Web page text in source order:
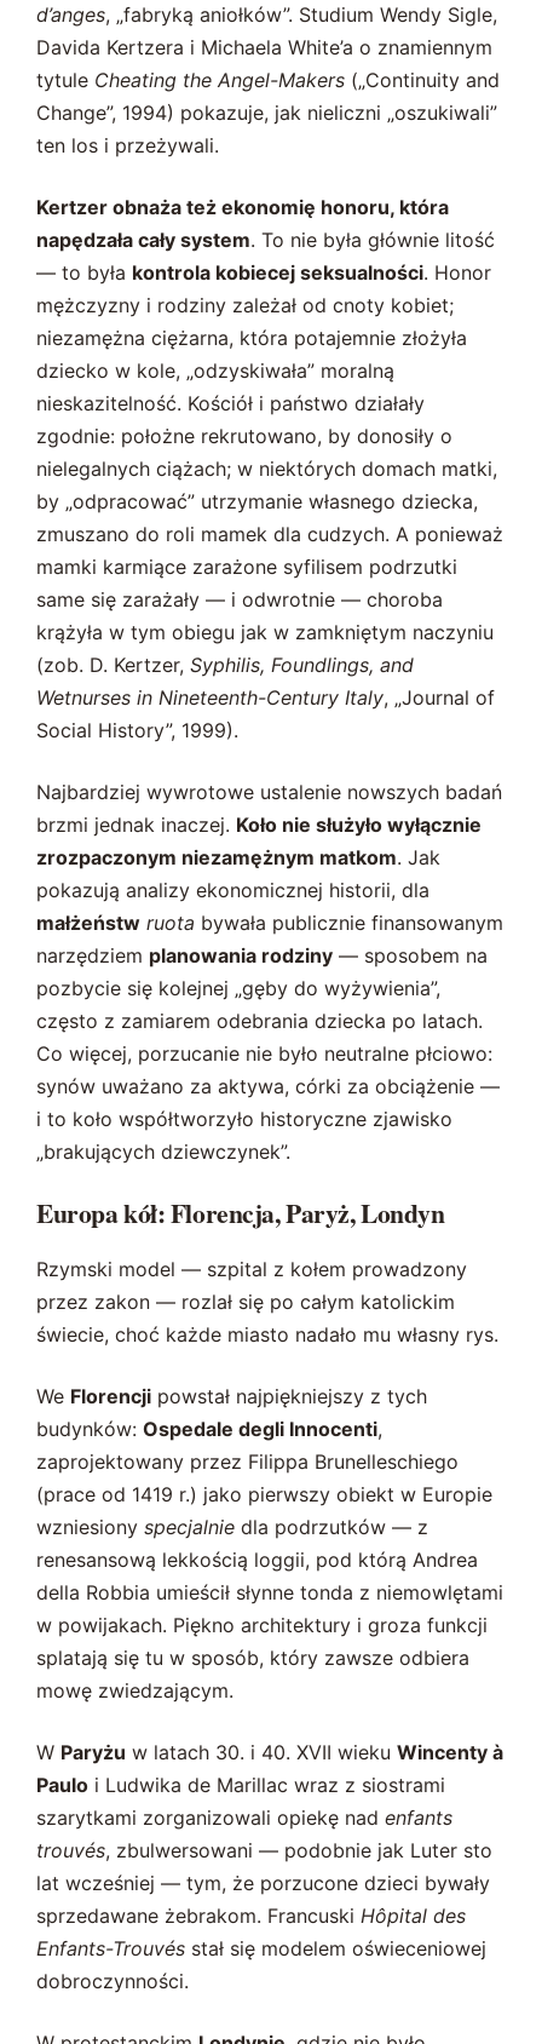
d’anges, „fabryką aniołków”. Studium Wendy Sigle,
Davida Kertzera i Michaela White’a o znamiennym
tytule Cheating the Angel-Makers („Continuity and
Change”, 1994) pokazuje, jak nieliczni „oszukiwali”
ten los i przeżywali.
Kertzer obnaża też ekonomię honoru, która
napędzała cały system. To nie była głównie litość
— to była kontrola kobiecej seksualności. Honor
mężczyzny i rodziny zależał od cnoty kobiet;
niezamężna ciężarna, która potajemnie złożyła
dziecko w kole, „odzyskiwała” moralną
nieskazitelność. Kościół i państwo działały
zgodnie: położne rekrutowano, by donosiły o
nielegalnych ciążach; w niektórych domach matki,
by „odpracować” utrzymanie własnego dziecka,
zmuszano do roli mamek dla cudzych. A ponieważ
mamki karmiące zarażone syfilisem podrzutki
same się zarażały — i odwrotnie — choroba
krążyła w tym obiegu jak w zamkniętym naczyniu
(zob. D. Kertzer, Syphilis, Foundlings, and
Wetnurses in Nineteenth-Century Italy, „Journal of
Social History”, 1999).
Najbardziej wywrotowe ustalenie nowszych badań
brzmi jednak inaczej. Koło nie służyło wyłącznie
zrozpaczonym niezamężnym matkom. Jak
pokazują analizy ekonomicznej historii, dla
małżeństw ruota bywała publicznie finansowanym
narzędziem planowania rodziny — sposobem na
pozbycie się kolejnej „gęby do wyżywienia”,
często z zamiarem odebrania dziecka po latach.
Co więcej, porzucanie nie było neutralne płciowo:
synów uważano za aktywa, córki za obciążenie —
i to koło współtworzyło historyczne zjawisko
„brakujących dziewczynek”.
Europa kół: Florencja, Paryż, Londyn
Rzymski model — szpital z kołem prowadzony
przez zakon — rozlał się po całym katolickim
świecie, choć każde miasto nadało mu własny rys.
We Florencji powstał najpiękniejszy z tych
budynków: Ospedale degli Innocenti,
zaprojektowany przez Filippa Brunelleschiego
(prace od 1419 r.) jako pierwszy obiekt w Europie
wzniesiony specjalnie dla podrzutków — z
renesansową lekkością loggii, pod którą Andrea
della Robbia umieścił słynne tonda z niemowlętami
w powijakach. Piękno architektury i groza funkcji
splatają się tu w sposób, który zawsze odbiera
mowę zwiedzającym.
W Paryżu w latach 30. i 40. XVII wieku Wincenty à
Paulo i Ludwika de Marillac wraz z siostrami
szarytkami zorganizowali opiekę nad enfants
trouvés, zbulwersowani — podobnie jak Luter sto
lat wcześniej — tym, że porzucone dzieci bywały
sprzedawane żebrakom. Francuski Hôpital des
Enfants-Trouvés stał się modelem oświeceniowej
dobroczynności.